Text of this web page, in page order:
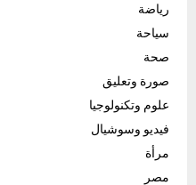
رياضة
سياحة
صحة
صورة وتعليق
علوم وتكنولوجيا
فيديو وسوشيال
مرأة
مصر